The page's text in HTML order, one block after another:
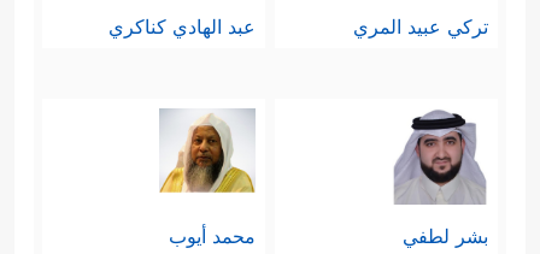
تركي عبيد المري عبد الهادي كناكري
بشر لطفي محمد أيوب